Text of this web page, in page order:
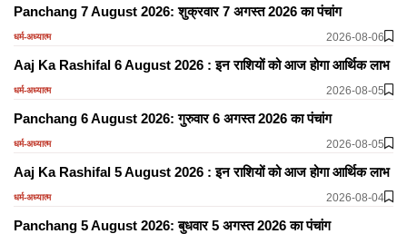
Panchang 7 August 2026: शुक्रवार 7 अगस्त 2026 का पंचांग
धर्म-अध्यात्म 2026-08-06
Aaj Ka Rashifal 6 August 2026 : इन राशियों को आज होगा आर्थिक लाभ
धर्म-अध्यात्म 2026-08-05
Panchang 6 August 2026: गुरुवार 6 अगस्त 2026 का पंचांग
धर्म-अध्यात्म 2026-08-05
Aaj Ka Rashifal 5 August 2026 : इन राशियों को आज होगा आर्थिक लाभ
धर्म-अध्यात्म 2026-08-04
Panchang 5 August 2026: बुधवार 5 अगस्त 2026 का पंचांग